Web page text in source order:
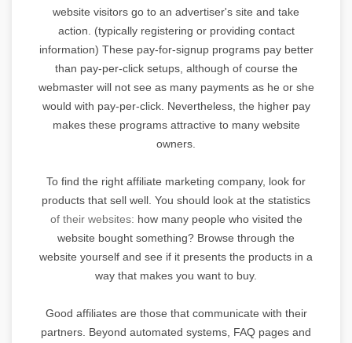
website visitors go to an advertiser's site and take
action. (typically registering or providing contact
information) These pay-for-signup programs pay better
than pay-per-click setups, although of course the
webmaster will not see as many payments as he or she
would with pay-per-click. Nevertheless, the higher pay
makes these programs attractive to many website
owners.
To find the right affiliate marketing company, look for
products that sell well. You should look at the statistics
of their websites: how many people who visited the
website bought something? Browse through the
website yourself and see if it presents the products in a
way that makes you want to buy.
Good affiliates are those that communicate with their
partners. Beyond automated systems, FAQ pages and